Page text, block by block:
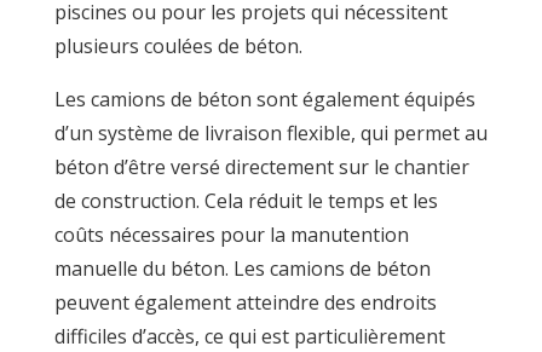
piscines ou pour les projets qui nécessitent
plusieurs coulées de béton.
Les camions de béton sont également équipés
d’un système de livraison flexible, qui permet au
béton d’être versé directement sur le chantier
de construction. Cela réduit le temps et les
coûts nécessaires pour la manutention
manuelle du béton. Les camions de béton
peuvent également atteindre des endroits
difficiles d’accès, ce qui est particulièrement